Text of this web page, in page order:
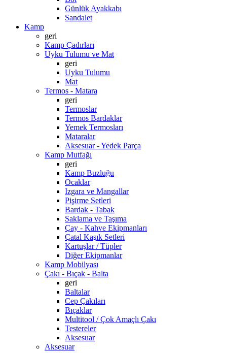
Günlük Ayakkabı
Sandalet
Kamp
geri
Kamp Çadırları
Uyku Tulumu ve Mat
geri
Uyku Tulumu
Mat
Termos - Matara
geri
Termoslar
Termos Bardaklar
Yemek Termosları
Mataralar
Aksesuar - Yedek Parça
Kamp Mutfağı
geri
Kamp Buzluğu
Ocaklar
Izgara ve Mangallar
Pişirme Setleri
Bardak - Tabak
Saklama ve Taşıma
Çay - Kahve Ekipmanları
Çatal Kaşık Setleri
Kartuşlar / Tüpler
Diğer Ekipmanlar
Kamp Mobilyası
Çakı - Bıçak - Balta
geri
Baltalar
Cep Çakıları
Bıçaklar
Multitool / Çok Amaçlı Çakı
Testereler
Aksesuar
Aksesuar